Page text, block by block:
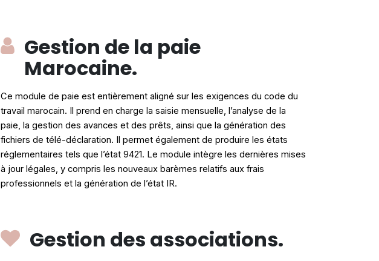
Gestion de la paie
Marocaine.
Ce module de paie est entièrement aligné sur les exigences du code du
travail marocain. Il prend en charge la saisie mensuelle, l’analyse de la
paie, la gestion des avances et des prêts, ainsi que la génération des
fichiers de télé-déclaration. Il permet également de produire les états
réglementaires tels que l’état 9421. Le module intègre les dernières mises
à jour légales, y compris les nouveaux barèmes relatifs aux frais
professionnels et la génération de l’état IR.
Gestion des associations.